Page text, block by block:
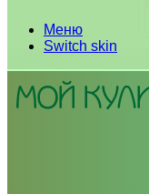
Меню
Switch skin